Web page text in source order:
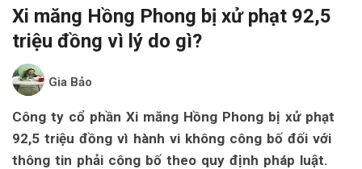
Xi măng Hồng Phong bị xử phạt 92,5
triệu đồng vì lý do gì?
Gia Bảo
Công ty cổ phần Xi măng Hồng Phong bị xử phạt
92,5 triệu đồng vì hành vi không công bố đối với
thông tin phải công bố theo quy định pháp luật.